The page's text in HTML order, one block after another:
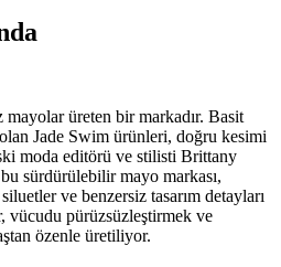
üreten bir markadır. Basit
Jade Swim ürünleri, doğru kesimi
moda editörü ve stilisti Brittany
sürdürülebilir mayo markası,
ve benzersiz tasarım detayları
pürüzsüzleştirmek ve
özenle üretiliyor.